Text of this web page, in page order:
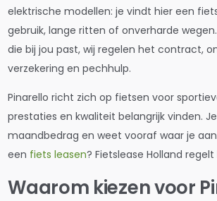
elektrische modellen: je vindt hier een
gebruik, lange ritten of onverharde
die bij jou past, wij regelen het contract,
verzekering en pechhulp.
Pinarello richt zich op fietsen voor
prestaties en kwaliteit belangrijk vinden.
maandbedrag en weet vooraf waar je
een fiets leasen? Fietslease Holland
Waarom kiezen voor